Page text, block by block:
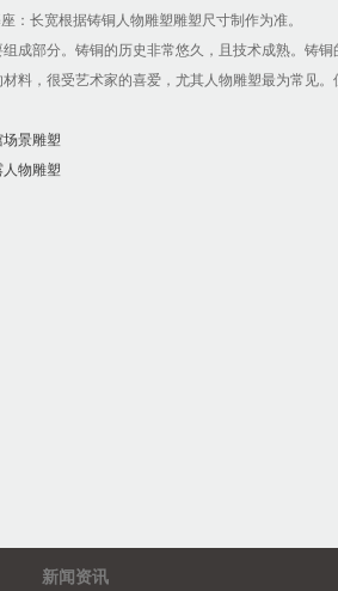
：长宽根据铸铜人物雕塑雕塑尺寸制作为准。
成部分。铸铜的历史非常悠久，且技术成熟。铸
料，很受艺术家的喜爱，尤其人物雕塑最为常见
景雕塑
物雕塑
新闻资讯